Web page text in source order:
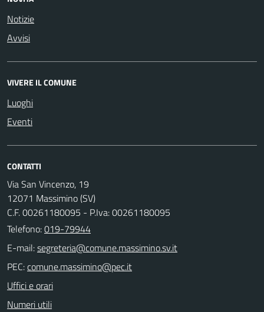
Notizie
Avvisi
VIVERE IL COMUNE
Luoghi
Eventi
CONTATTI
Via San Vincenzo, 19
12071 Massimino (SV)
C.F. 00261180095 - P.Iva: 00261180095
Telefono:019-79944
E-mail:
PEC:
Uffici e orari
Numeri utili